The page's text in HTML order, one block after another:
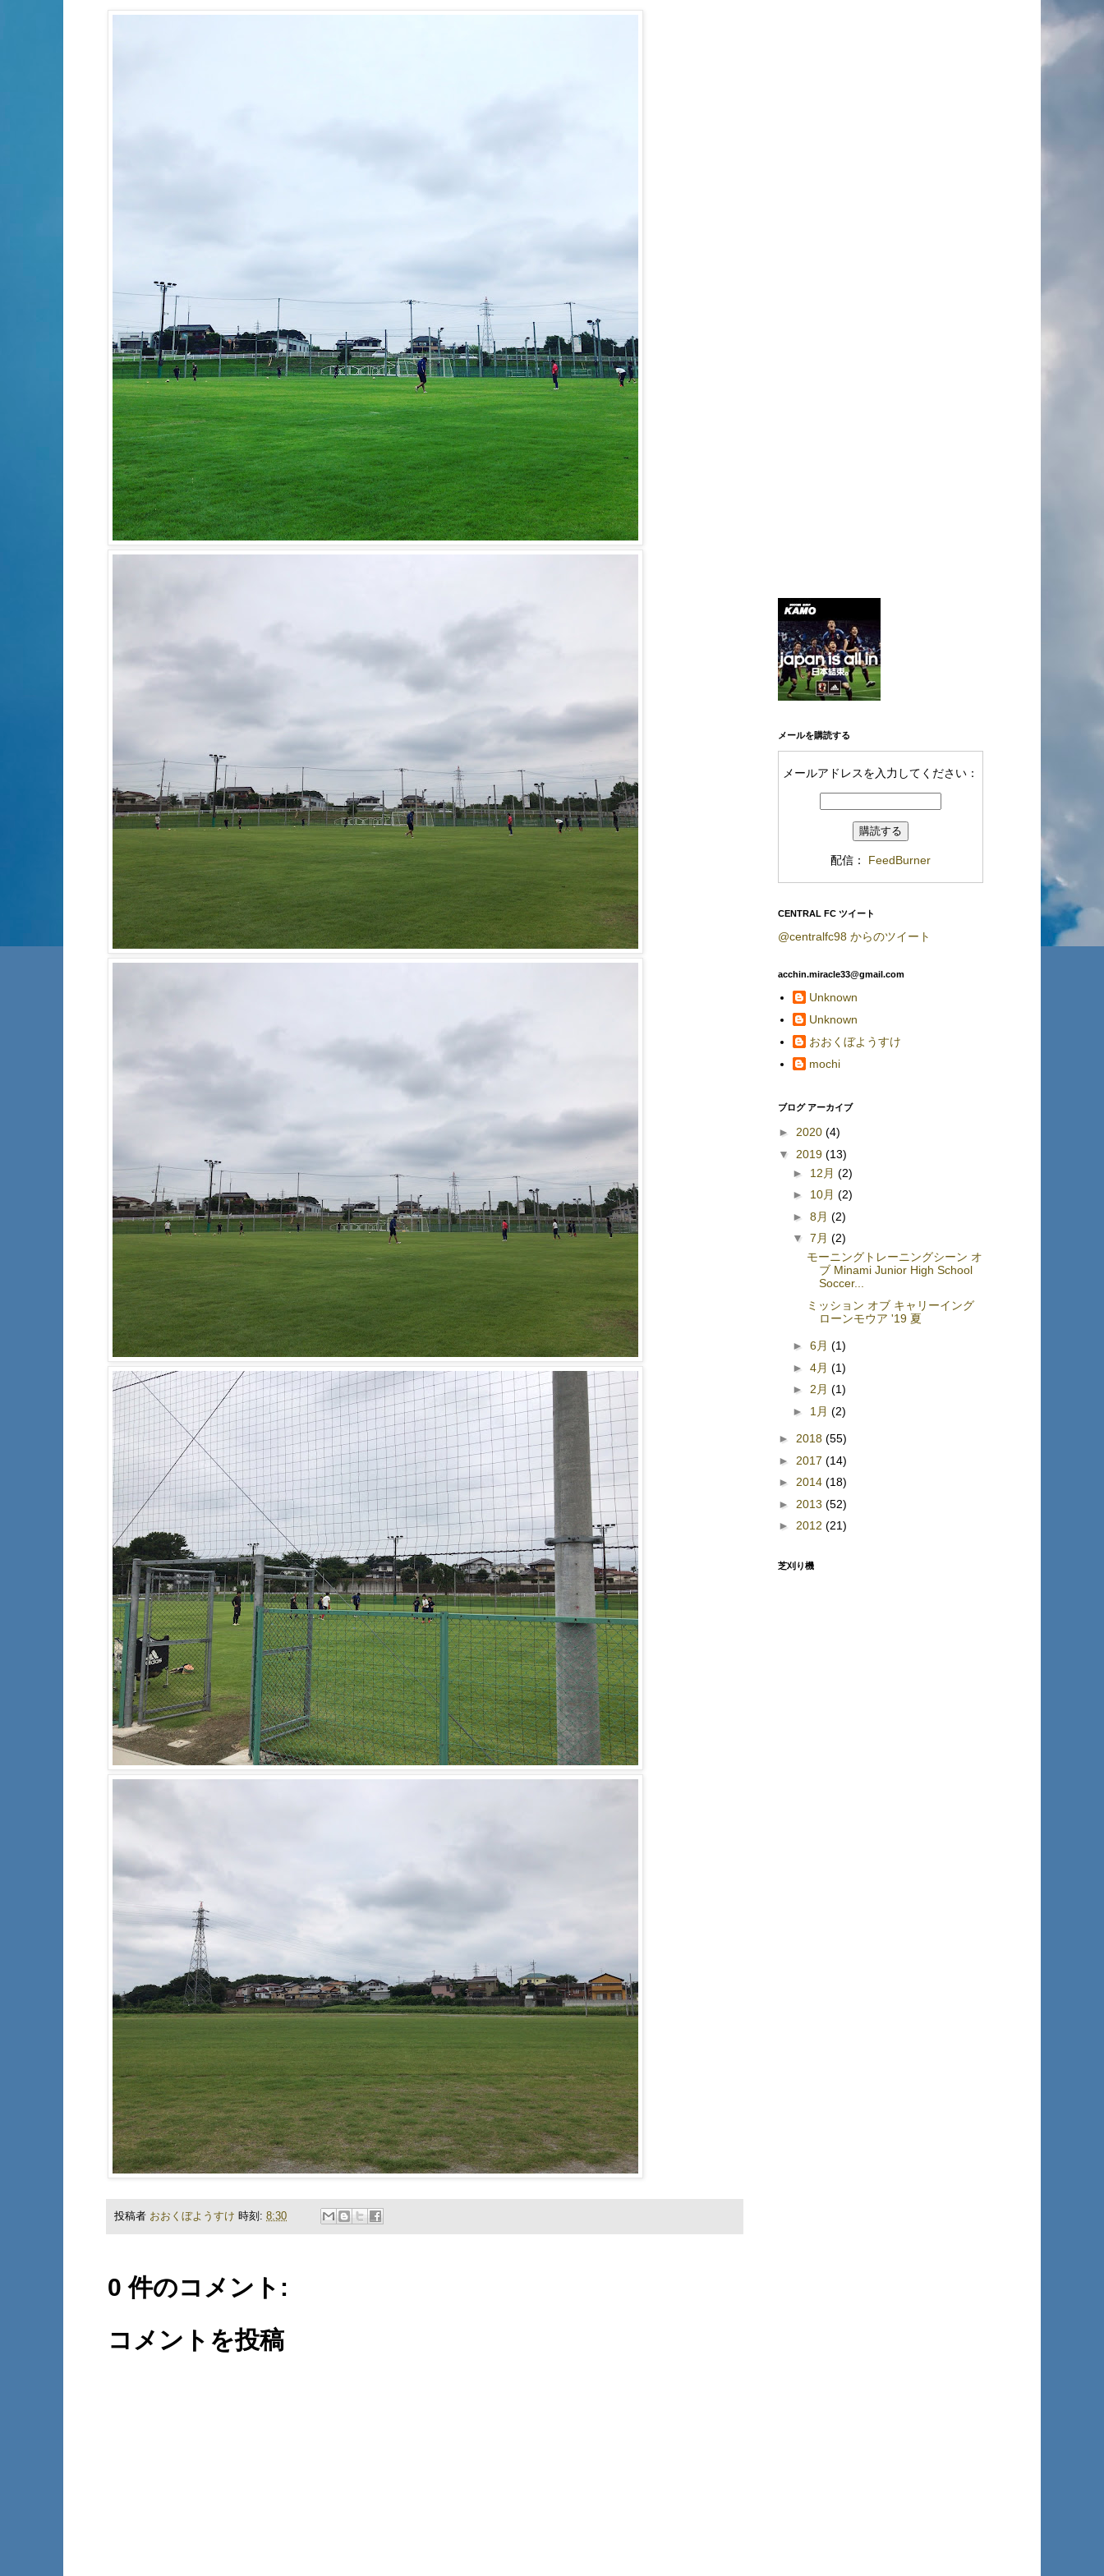
投稿者 おおくぼようすけ 時刻: 8:30
0 件のコメント:
コメントを投稿
メールを購読する
メールアドレスを入力してください：
配信： FeedBurner
CENTRAL FC ツイート
@centralfc98 からのツイート
acchin.miracle33@gmail.com
Unknown
Unknown
おおくぼようすけ
mochi
ブログ アーカイブ
► 2020 (4)
▼ 2019 (13)
► 12月 (2)
► 10月 (2)
► 8月 (2)
▼ 7月 (2)
モーニングトレーニングシーン オ
ブ Minami Junior High School
Soccer...
ミッション オブ キャリーイング
ローンモウア '19 夏
► 6月 (1)
► 4月 (1)
► 2月 (1)
► 1月 (2)
► 2018 (55)
► 2017 (14)
► 2014 (18)
► 2013 (52)
► 2012 (21)
芝刈り機